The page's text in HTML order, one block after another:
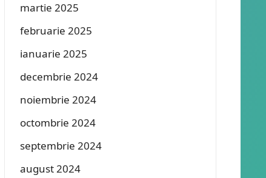
martie 2025
februarie 2025
ianuarie 2025
decembrie 2024
noiembrie 2024
octombrie 2024
septembrie 2024
august 2024